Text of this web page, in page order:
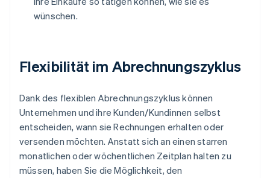
wünschen.
Flexibilität im Abrechnungszyklus
Dank des flexiblen Abrechnungszyklus können
Unternehmen und ihre Kunden/Kundinnen selbst
entscheiden, wann sie Rechnungen erhalten oder
versenden möchten. Anstatt sich an einen starren
monatlichen oder wöchentlichen Zeitplan halten zu
müssen, haben Sie die Möglichkeit, den